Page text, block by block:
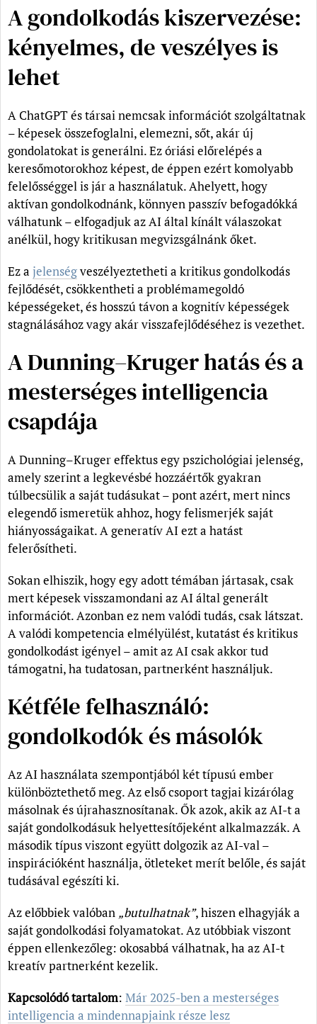
A gondolkodás kiszervezése:
kényelmes, de veszélyes is
lehet
A ChatGPT és társai nemcsak információt szolgáltatnak
– képesek összefoglalni, elemezni, sőt, akár új
gondolatokat is generálni. Ez óriási előrelépés a
keresőmotorokhoz képest, de éppen ezért komolyabb
felelősséggel is jár a használatuk. Ahelyett, hogy
aktívan gondolkodnánk, könnyen passzív befogadókká
válhatunk – elfogadjuk az AI által kínált válaszokat
anélkül, hogy kritikusan megvizsgálnánk őket.
Ez a jelenségveszélyeztetheti a kritikus gondolkodás
fejlődését, csökkentheti a problémamegoldó
képességeket, és hosszú távon a kognitív képességek
stagnálásához vagy akár visszafejlődéséhez is vezethet.
A Dunning–Kruger hatás és a
mesterséges intelligencia
csapdája
A Dunning–Kruger effektus egy pszichológiai jelenség,
amely szerint a legkevésbé hozzáértők gyakran
túlbecsülik a saját tudásukat – pont azért, mert nincs
elegendő ismeretük ahhoz, hogy felismerjék saját
hiányosságaikat. A generatív AI ezt a hatást
felerősítheti.
Sokan elhiszik, hogy egy adott témában jártasak, csak
mert képesek visszamondani az AI által generált
információt. Azonban ez nem valódi tudás, csak látszat.
A valódi kompetencia elmélyülést, kutatást és kritikus
gondolkodást igényel – amit az AI csak akkor tud
támogatni, ha tudatosan, partnerként használjuk.
Kétféle felhasználó:
gondolkodók és másolók
Az AI használata szempontjából két típusú ember
különböztethető meg. Az első csoport tagjai kizárólag
másolnak és újrahasznosítanak. Ők azok, akik az AI-t a
saját gondolkodásuk helyettesítőjeként alkalmazzák. A
második típus viszont együtt dolgozik az AI-val –
inspirációként használja, ötleteket merít belőle, és saját
tudásával egészíti ki.
Az előbbiek valóban „butulhatnak”, hiszen elhagyják a
saját gondolkodási folyamatokat. Az utóbbiak viszont
éppen ellenkezőleg: okosabbá válhatnak, ha az AI-t
kreatív partnerként kezelik.
Kapcsolódó tartalom: Már 2025-ben a mesterséges
intelligencia a mindennapjaink része lesz